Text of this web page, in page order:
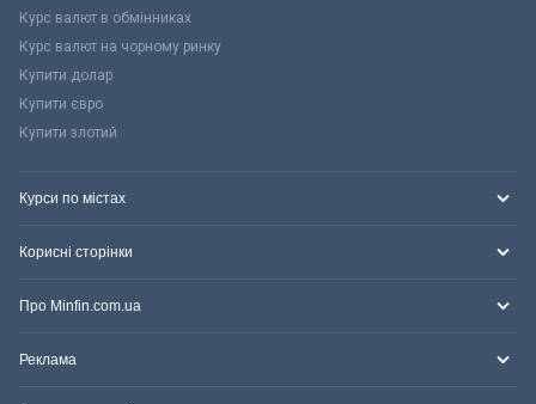
Курс валют в обмінниках
Курс валют на чорному ринку
Купити долар
Купити євро
Купити злотий
Курси по містах
Корисні сторінки
Про Minfin.com.ua
Реклама